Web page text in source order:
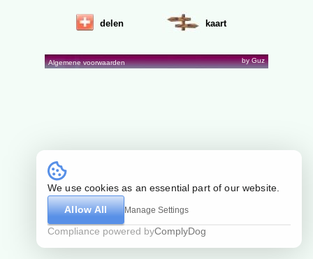
delen kaart
Algemene voorwaarden by Guz
We use cookies as an essential part of our website.
Allow All
Manage Settings
Compliance powered byComplyDog